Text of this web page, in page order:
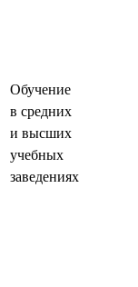
Обучение
в средних
и высших
учебных
заведениях